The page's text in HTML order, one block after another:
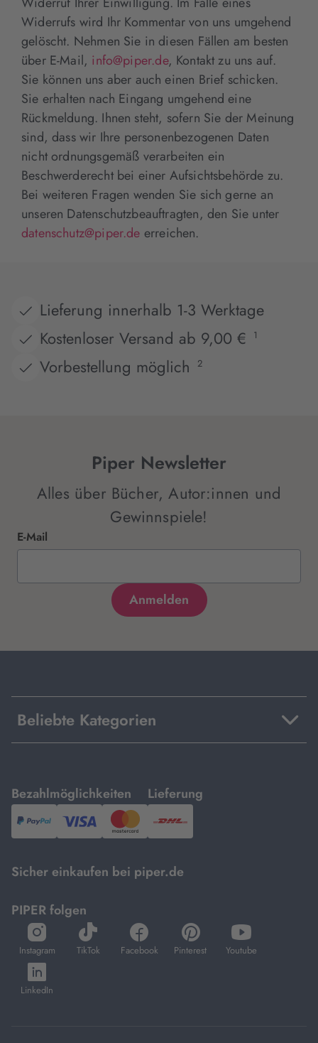
Widerrufs wird Ihr Kommentar von uns umgehend
gelöscht. Nehmen Sie in diesen Fällen am besten
über E-Mail, info@piper.de, Kontakt zu uns auf.
Sie können uns aber auch einen Brief schicken.
Sie erhalten nach Eingang umgehend eine
Rückmeldung. Ihnen steht, sofern Sie der Meinung
sind, dass wir Ihre personenbezogenen Daten
nicht ordnungsgemäß verarbeiten ein
Beschwerderecht bei einer Aufsichtsbehörde zu.
Bei weiteren Fragen wenden Sie sich gerne an
unseren Datenschutzbeauftragten, den Sie unter
datenschutz@piper.de erreichen.
Lieferung innerhalb 1-3 Werktage
Kostenloser Versand ab 9,00 €
1
Vorbestellung möglich 2
Piper Newsletter
Alles über Bücher, Autor:innen und
Gewinnspiele!
E-Mail
Beliebte Kategorien
Bezahlmöglichkeiten
mit
PayPal,Visa
und
Lieferung
mit
DHL.
Sicher einkaufen bei piper.de
PIPER folgen
Instagram
öffnet
in
neuem
Tab
TikTok
öffnet
in
Facebook
öffnet
in
Pinterest
öffnet
in
Youtube
öffnet
in
LinkedIn
öffnet
in